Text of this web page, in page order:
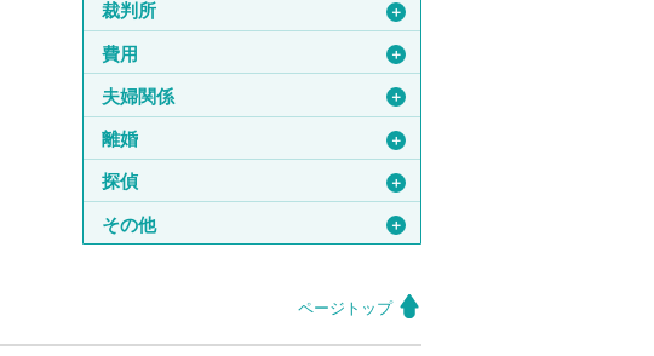
裁判所 ＋
費用 ＋
夫婦関係 ＋
離婚 ＋
探偵 ＋
その他 ＋
ページトップ